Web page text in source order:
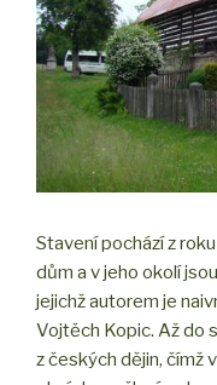
Stavení pochází z
dům a v jeho okolí
jejichž autorem je
Vojtěch Kopic. Až do
z českých dějin, čímž